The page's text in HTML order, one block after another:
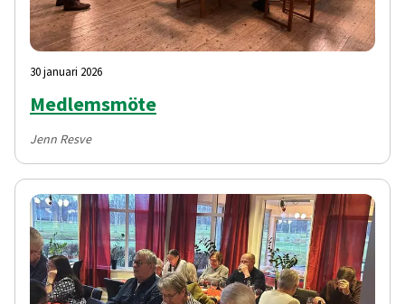
30 januari 2026
Medlemsmöte
Jenn Resve